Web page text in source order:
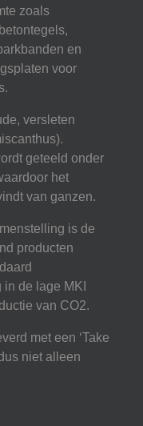
zoals
en
voor
versleten
geteeld onder
het
van ganzen.
is de
producten
de lage MKI
van CO2.
met een ‘Take
niet alleen